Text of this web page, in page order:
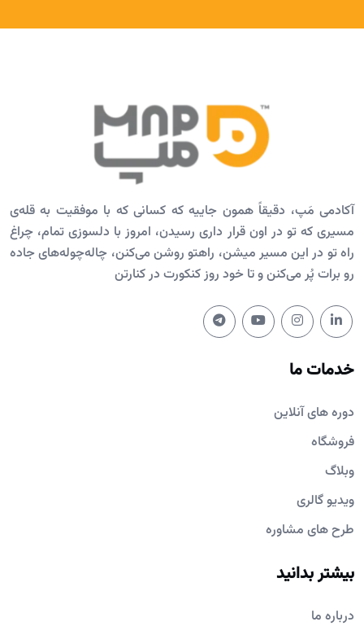
آکادمی مَپ، دقیقاً همون جاییه که کسانی که با موفقیت به قله‌ی
مسیری که تو در اون قرار داری رسیدن، امروز با دلسوزی تمام، چراغ
راه تو در این مسیر میشن، راهتو روشن می‌کنن، چاله‌چوله‌های جاده
رو برات پُر می‌کنن و تا خود روز کنکورت در کنارتن
خدمات ما
دوره های آنلاین
فروشگاه
وبلاگ
ویدیو گالری
طرح های مشاوره
بیشتر بدانید
درباره ما